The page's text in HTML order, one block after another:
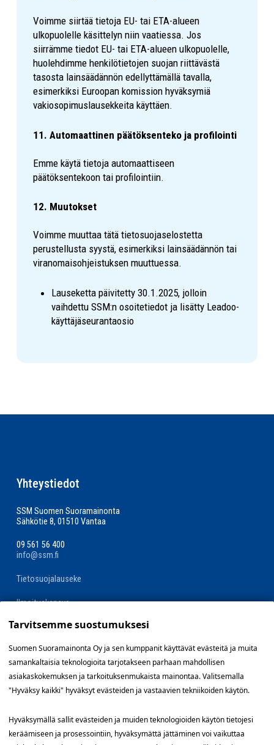
Voimme siirtää tietoja EU- tai ETA-alueen
ulkopuolelle käsittelyn niin vaatiessa. Jos
siirrämme tiedot EU- tai ETA-alueen ulkopuolelle,
huolehdimme henkilötietojen suojan riittävästä
tasosta lainsäädännön edellyttämällä tavalla,
esimerkiksi Euroopan komission hyväksymiä
vakiosopimuslausekkeita käyttäen.
11. Automaattinen päätöksenteko ja profilointi
Emme käytä tietoja automaattiseen
päätöksentekoon tai profilointiin.
12. Muutokset
Voimme muuttaa tätä tietosuojaselostetta
perustellusta syystä, esimerkiksi lainsäädännön tai
viranomaisohjeistuksen muuttuessa.
Lauseketta päivitetty 30.1.2025, jolloin
vaihdettu SSM:n osoitetiedot ja lisätty Leadoo-
käyttäjäseurantaosio
Yhteystiedot
SSM Suomen Suoramainonta
Sähkötie 8, 01510 Vantaa
09 561 56 400
info@ssm.fi
Tietosuojalauseke
Ilmoituskanava
Evästevalinnat »
Oikopolut
Hae töitä
Tarvitsemme suostumuksesi
Suomen Suoramainonta Oy ja sen kumppanit käyttävät evästeitä ja muita
samankaltaisia teknologioita tarjotakseen parhaan mahdollisen
asiakaskokemuksen ja tarkoituksenmukaista mainontaa. Valitsemalla
"Hyväksy kaikki" hyväksyt evästeiden ja vastaavien tekniikoiden käytön.
Hyväksymällä sallit evästeiden ja muiden teknologioiden käytön tietojesi
keräämiseen ja prosessointiin, hyväksymättä jättäminen voi vaikuttaa